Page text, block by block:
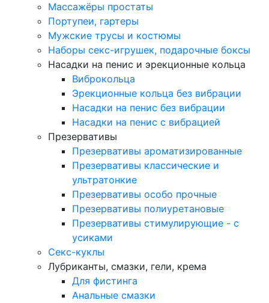
Массажёры простаты
Портупеи, гартеры
Мужские трусы и костюмы
Наборы секс-игрушек, подарочные боксы
Насадки на пенис и эрекционные кольца
Виброкольца
Эрекционные кольца без вибрации
Насадки на пенис без вибрации
Насадки на пенис с вибрацией
Презервативы
Презервативы ароматизированные
Презервативы классические и
ультратонкие
Презервативы особо прочные
Презервативы полиуретановые
Презервативы стимулирующие - с
усиками
Секс-куклы
Лубриканты, смазки, гели, крема
Для фистинга
Анальные смазки